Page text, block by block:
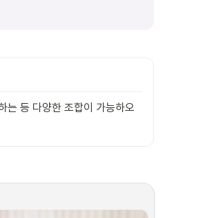
는 등 다양한 조합이 가능하오